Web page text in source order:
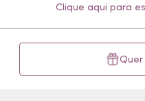
Clique aqui para